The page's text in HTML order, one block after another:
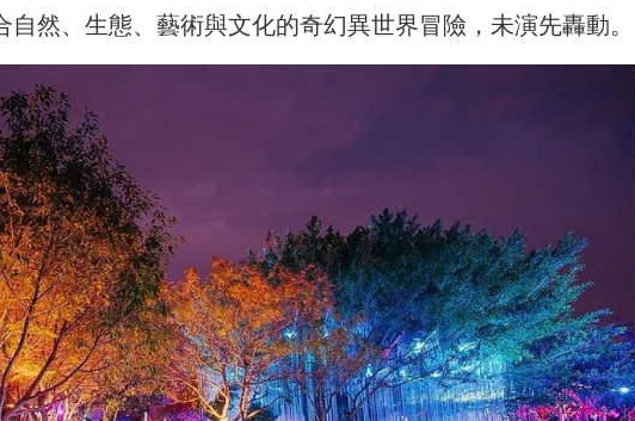
然、生態、藝術與文化的奇幻異世界冒險，未演先轟動。